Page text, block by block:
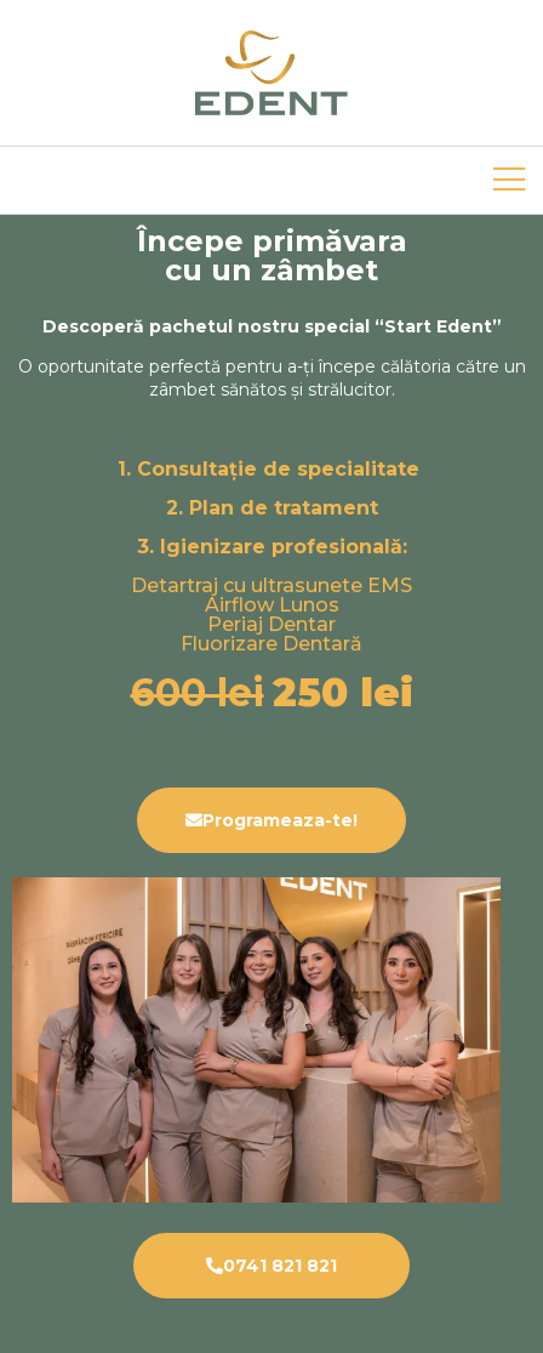
Începe primăvara
cu un zâmbet
Descoperă pachetul nostru special “Start Edent”
O oportunitate perfectă pentru a-ți începe călătoria către un
zâmbet sănătos și strălucitor.
1. Consultație de specialitate
2. Plan de tratament
3. Igienizare profesională:
Detartraj cu ultrasunete EMS
Airflow Lunos
Periaj Dentar
Fluorizare Dentară
600 lei250 lei
Programeaza-te!
0741 821 821